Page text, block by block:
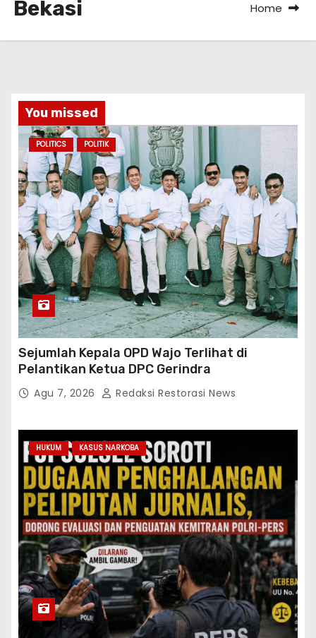
Bekasi Home
You missed
POLITICS POLITIK
Sejumlah Kepala OPD Wajo Terlihat di
Pelantikan Ketua DPC Gerindra
Agu 7, 2026 Redaksi Restorasi News
HUKUM KASUS NARKOBA